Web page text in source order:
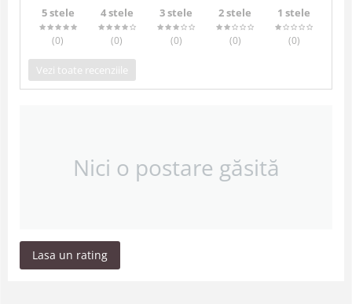
5 stele
(0)
4 stele
(0)
3 stele
(0)
2 stele
(0)
1 stele
(0)
Vezi toate recenziile
Nici o postare găsită
Lasa un rating